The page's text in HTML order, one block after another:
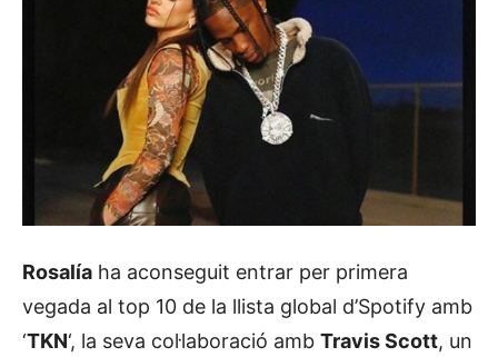
Rosalía ha aconseguit entrar per primera
vegada al top 10 de la llista global d’Spotify amb
‘TKN‘, la seva col·laboració amb Travis Scott, un